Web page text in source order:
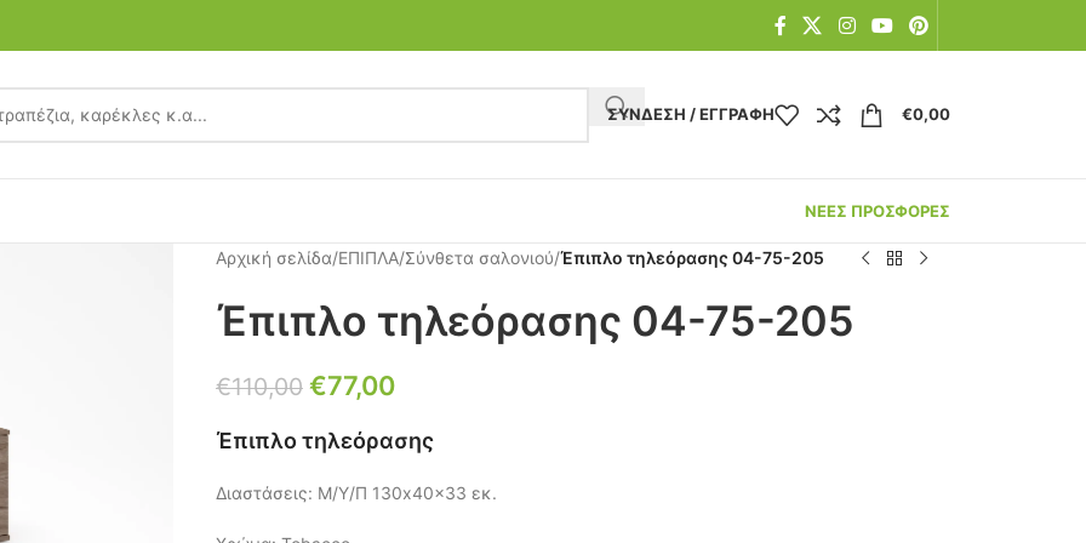
ΣΎΝΔΕΣΗ / ΕΓΓΡΑΦΉ €0,00
ΝΕΕΣ ΠΡΟΣΦΟΡΕΣ
Αρχική σελίδα/ΕΠΙΠΛΑ/Σύνθετα σαλονιού/Έπιπλο τηλεόρασης 04-75-205
Έπιπλο τηλεόρασης 04-75-205
€110,00 €77,00
Έπιπλο τηλεόρασης
Διαστάσεις: Μ/Υ/Π 130x40x33 εκ.